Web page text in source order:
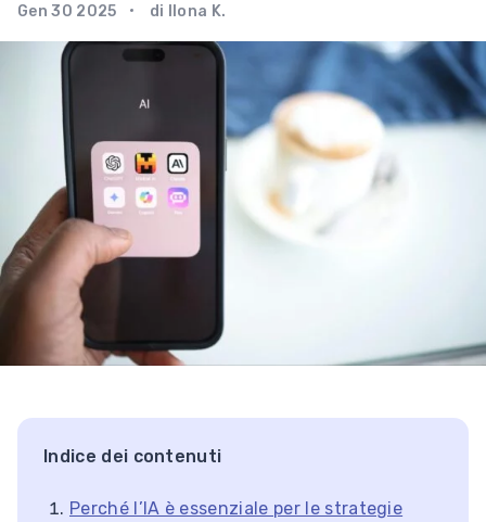
Gen 30 2025 di Ilona K.
Indice dei contenuti
Perché l’IA è essenziale per le strategie